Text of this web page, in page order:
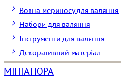
Вовна мериносу для валяння
Набори для валяння
Інструменти для валяння
Декоративний матеріал
МІНІАТЮРА